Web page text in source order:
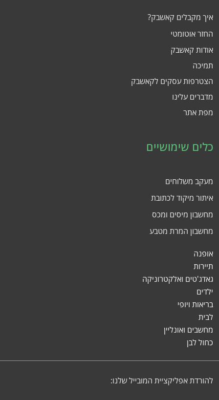
איך מקבלים קאשבק?
החזר אוטומטי
אודות קאשבק
תמיכה
הצטרפות עסקים לקאשבק
מדברים עלינו
מפת אתר
כלים שימושיים
מעקב משלוחים
איתור מיקוד לכתובת
מחשבון מיסים ומכס
מחשבון המרת מטבע
אופנה
תיירות
גאדג'טים ואלקטרוניקה
ילדים
בריאות ויופי
לבית
מחשבים ואונליין
כחול לבן
להורדת אפליקציית המובייל שלנו: